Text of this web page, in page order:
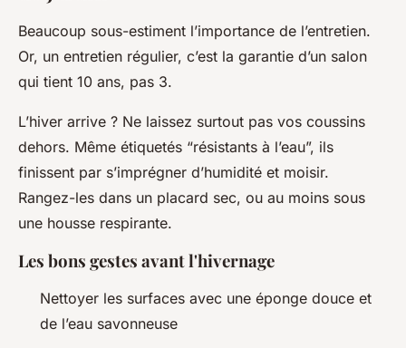
Beaucoup sous-estiment l’importance de l’entretien.
Or, un entretien régulier, c’est la garantie d’un salon
qui tient 10 ans, pas 3.
L’hiver arrive ? Ne laissez surtout pas vos coussins
dehors. Même étiquetés “résistants à l’eau”, ils
finissent par s’imprégner d’humidité et moisir.
Rangez-les dans un placard sec, ou au moins sous
une housse respirante.
Les bons gestes avant l'hivernage
Nettoyer les surfaces avec une éponge douce et
de l’eau savonneuse